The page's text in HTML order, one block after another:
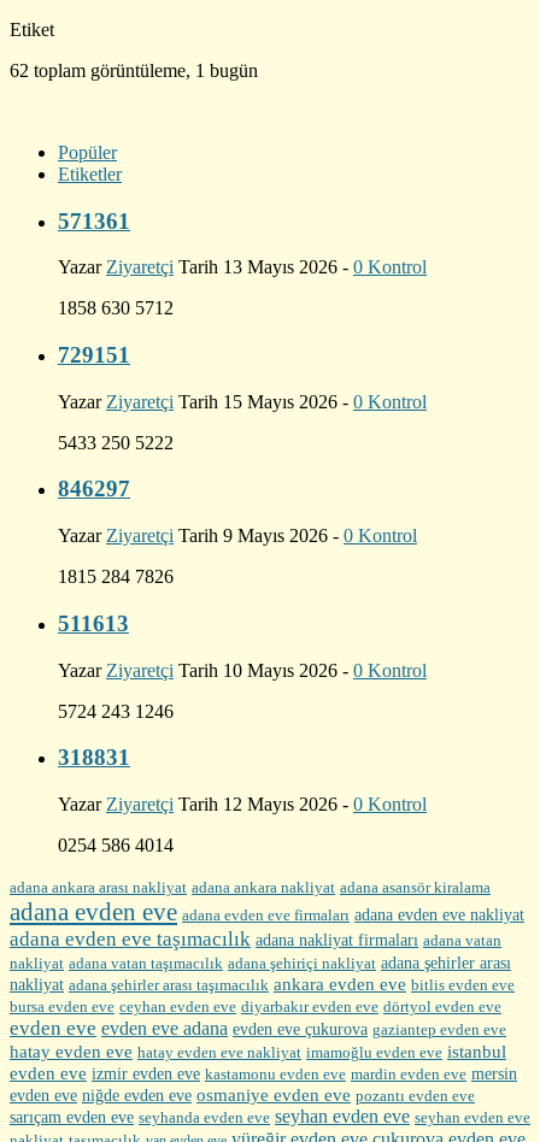
Etiket
62 toplam görüntüleme, 1 bugün
Popüler
Etiketler
571361
Yazar Ziyaretçi Tarih 13 Mayıs 2026 - 0 Kontrol
1858 630 5712
729151
Yazar Ziyaretçi Tarih 15 Mayıs 2026 - 0 Kontrol
5433 250 5222
846297
Yazar Ziyaretçi Tarih 9 Mayıs 2026 - 0 Kontrol
1815 284 7826
511613
Yazar Ziyaretçi Tarih 10 Mayıs 2026 - 0 Kontrol
5724 243 1246
318831
Yazar Ziyaretçi Tarih 12 Mayıs 2026 - 0 Kontrol
0254 586 4014
adana ankara arası nakliyat adana ankara nakliyat adana asansör kiralama
adana evden eve adana evden eve firmaları adana evden eve nakliyat
adana evden eve taşımacılık adana nakliyat firmaları adana vatan
nakliyat adana vatan taşımacılık adana şehiriçi nakliyat adana şehirler arası
nakliyat adana şehirler arası taşımacılık ankara evden eve bitlis evden eve
bursa evden eve ceyhan evden eve diyarbakır evden eve dörtyol evden eve
evden eve evden eve adana evden eve çukurova gaziantep evden eve
hatay evden eve hatay evden eve nakliyat imamoğlu evden eve istanbul
evden eve izmir evden eve kastamonu evden eve mardin evden eve mersin
evden eve niğde evden eve osmaniye evden eve pozantı evden eve
sarıçam evden eve seyhanda evden eve seyhan evden eve seyhan evden eve